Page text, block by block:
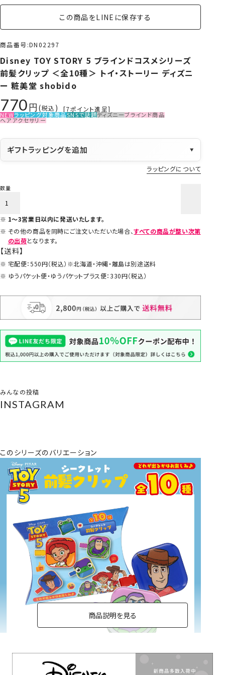
この商品をLINEに保存する
商品番号 DN02297
Disney TOY STORY 5 ブラインドコスメシリーズ
前髪クリップ ＜全10種＞ トイ・ストーリー ディズニ
ー 粧美堂 shobido
770 税込 [7ポイント進呈]
NEWラッピング対象商品SNSで話題ディズニーブラインド商品
ヘアアクセサリー
ギフトラッピングを追加 ▼
ラッピングについて
1～3営業日以内に発送いたします。
その他の商品を同時にご注文いただいた場合、すべての商品が整い次第
の出荷となります。
【送料】
宅配便：550円（税込）※北海道・沖縄・離島は別途送料
ゆうパケット便・ゆうパケットプラス便：330円（税込）
みんなの投稿
INSTAGRAM
このシリーズのバリエーション
前髪クリップ＜単品＞
商品説明を見る